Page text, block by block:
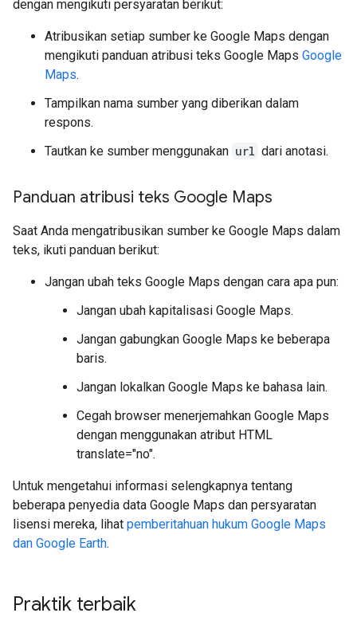
dengan mengikuti persyaratan berikut:
Atribusikan setiap sumber ke Google Maps dengan
mengikuti panduan atribusi teks Google Maps Google
Maps.
Tampilkan nama sumber yang diberikan dalam
respons.
Tautkan ke sumber menggunakan url dari anotasi.
Panduan atribusi teks Google Maps
Saat Anda mengatribusikan sumber ke Google Maps dalam
teks, ikuti panduan berikut:
Jangan ubah teks Google Maps dengan cara apa pun:
Jangan ubah kapitalisasi Google Maps.
Jangan gabungkan Google Maps ke beberapa
baris.
Jangan lokalkan Google Maps ke bahasa lain.
Cegah browser menerjemahkan Google Maps
dengan menggunakan atribut HTML
translate="no".
Untuk mengetahui informasi selengkapnya tentang
beberapa penyedia data Google Maps dan persyaratan
lisensi mereka, lihat pemberitahuan hukum Google Maps
dan Google Earth.
Praktik terbaik